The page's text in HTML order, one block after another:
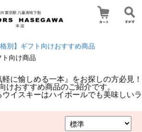
格別】ギフト向けおすすめ商品
ト向け商品
に愉しめる一本』をお探しの方必見！
けおすすめ商品のご紹介です。
イスキーはハイボールでも美味しいラ